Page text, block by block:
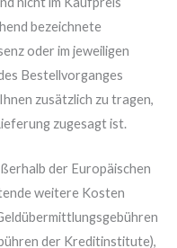
bezeichnete
oder im jeweiligen
Bestellvorganges
zusätzlich zu tragen,
zugesagt ist.
der Europäischen
weitere Kosten
der Kreditinstitute),